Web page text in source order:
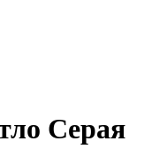
Серая